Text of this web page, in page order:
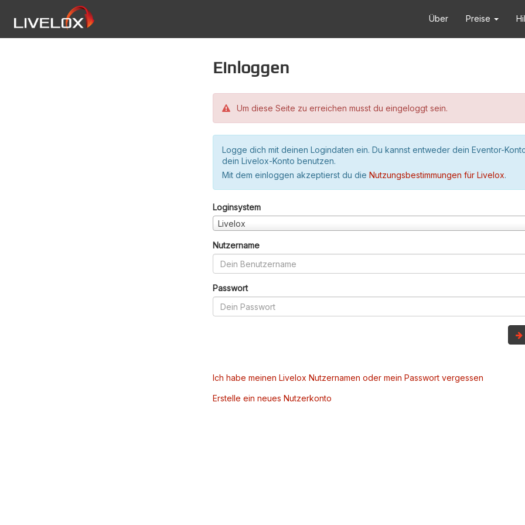
Über Preise
Einloggen
Um diese Seite zu erreichen musst du eingeloggt sein.
Logge dich mit deinen Logindaten ein. Du kannst entweder dein Eventor-
dein Livelox-Konto benutzen.
Mit dem einloggen akzeptierst du die Nutzungsbestimmungen für Livelox.
Loginsystem
Livelox
Nutzername
Passwort
Ich habe meinen Livelox Nutzernamen oder mein Passwort vergessen
Erstelle ein neues Nutzerkonto